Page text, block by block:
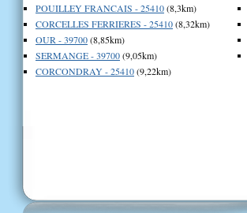
POUILLEY FRANCAIS - 25410(8,3km)
CORCELLES FERRIERES - 25410(8,32km)
OUR - 39700(8,85km)
SERMANGE - 39700(9,05km)
CORCONDRAY - 25410(9,22km)